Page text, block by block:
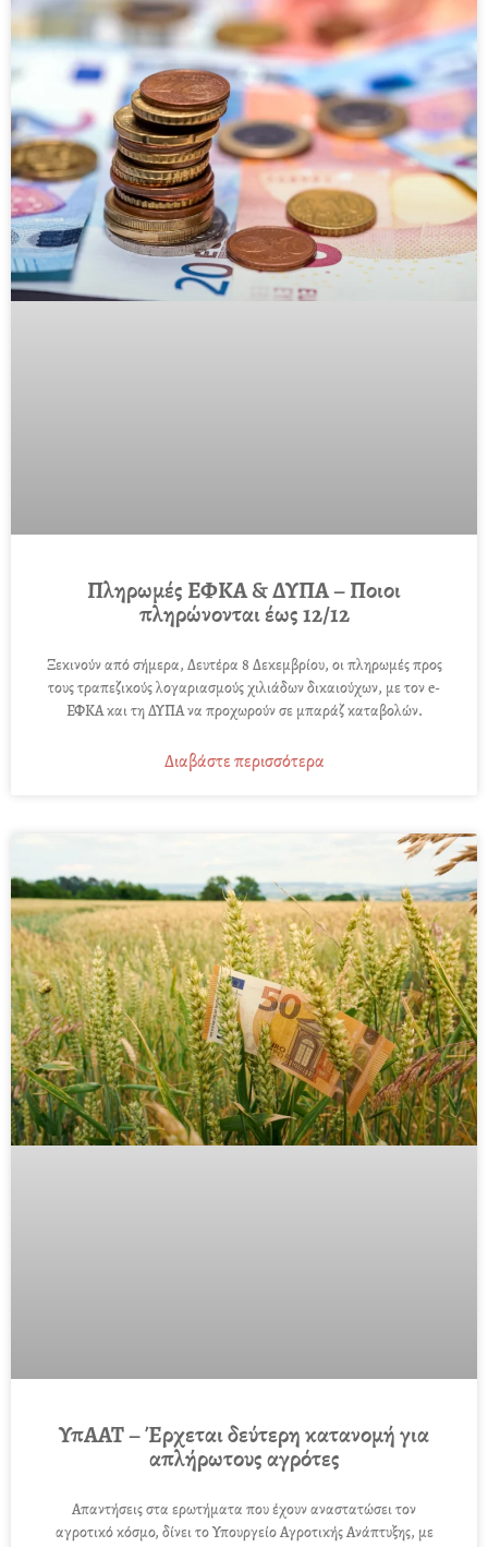
Πληρωμές ΕΦΚΑ & ΔΥΠΑ – Ποιοι
πληρώνονται έως 12/12
Ξεκινούν από σήμερα, Δευτέρα 8 Δεκεμβρίου, οι πληρωμές προς
τους τραπεζικούς λογαριασμούς χιλιάδων δικαιούχων, με τον e-
ΕΦΚΑ και τη ΔΥΠΑ να προχωρούν σε μπαράζ καταβολών.
Διαβάστε περισσότερα
ΥπΑΑΤ – Έρχεται δεύτερη κατανομή για
απλήρωτους αγρότες
Απαντήσεις στα ερωτήματα που έχουν αναστατώσει τον
αγροτικό κόσμο, δίνει το Υπουργείο Αγροτικής Ανάπτυξης, με